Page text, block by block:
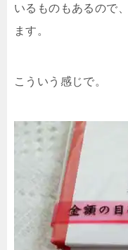
いるものもあるので
ます。
こういう感じで。